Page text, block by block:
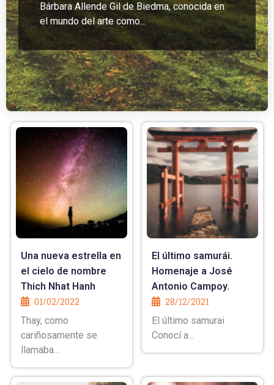
Bárbara Allende Gil de Biedma, conocida en
el mundo del arte como...
Una nueva estrella en
el cielo de nombre
Thich Nhat Hanh
01/02/2022
Thay, como
cariñosamente se
llamaba...
El último samurái.
Homenaje a José
Antonio Campoy.
28/12/2021
El último samurai
Conocí a...